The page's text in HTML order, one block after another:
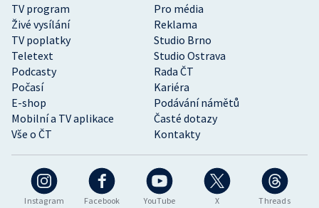
Instagram Facebook YouTube X Threads
TV program
Pro média
Živé vysílání
Reklama
TV poplatky
Studio Brno
Teletext
Studio Ostrava
Podcasty
Rada ČT
Počasí
Kariéra
E-shop
Podávání námětů
Mobilní a TV aplikace
Časté dotazy
Vše o ČT
Kontakty